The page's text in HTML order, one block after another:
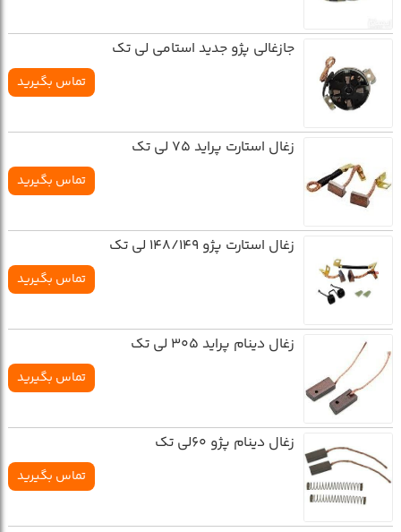
جازغالي پژو جديد استامي لي تک
تماس بگیرید
زغال استارت پرايد 75 لي تک
تماس بگیرید
زغال استارت پژو 148/149 لي تک
تماس بگیرید
زغال دينام پرايد 305 لي تک
تماس بگیرید
زغال دينام پژو 60لي تک
تماس بگیرید